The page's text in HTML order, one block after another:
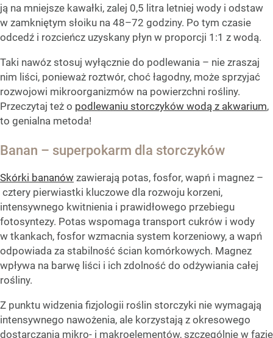
ją na mniejsze kawałki, zalej 0,5 litra letniej wody i odstaw
w zamkniętym słoiku na 48–72 godziny. Po tym czasie
odcedź i rozcieńcz uzyskany płyn w proporcji 1:1 z wodą.
Taki nawóz stosuj wyłącznie do podlewania – nie zraszaj
nim liści, ponieważ roztwór, choć łagodny, może sprzyjać
rozwojowi mikroorganizmów na powierzchni rośliny.
Przeczytaj też o podlewaniu storczyków wodą z akwarium,
to genialna metoda!
Banan – superpokarm dla storczyków
Skórki bananów zawierają potas, fosfor, wapń i magnez –
cztery pierwiastki kluczowe dla rozwoju korzeni,
intensywnego kwitnienia i prawidłowego przebiegu
fotosyntezy. Potas wspomaga transport cukrów i wody
w tkankach, fosfor wzmacnia system korzeniowy, a wapń
odpowiada za stabilność ścian komórkowych. Magnez
wpływa na barwę liści i ich zdolność do odżywiania całej
rośliny.
Z punktu widzenia fizjologii roślin storczyki nie wymagają
intensywnego nawożenia, ale korzystają z okresowego
dostarczania mikro- i makroelementów, szczególnie w fazie